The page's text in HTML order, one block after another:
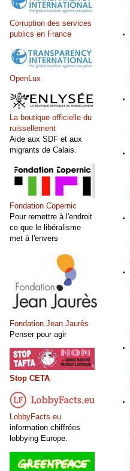
Corruption des services
publics en France
OpenLux
La boutique officielle du
ruissellement
Aide aux SDF et aux
migrants de Calais.
Fondation Copernic
Pour remettre à l'endroit
ce que le libéralisme
met à l'envers
Fondation Jean Jaurès
Penser pour agir
Stop CETA
LobbyFacts.eu
information chiffrées
lobbying Europe.